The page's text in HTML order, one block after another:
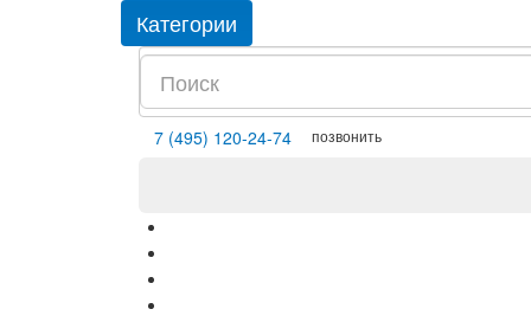
Категории
7 (495) 120-24-74 позвонить